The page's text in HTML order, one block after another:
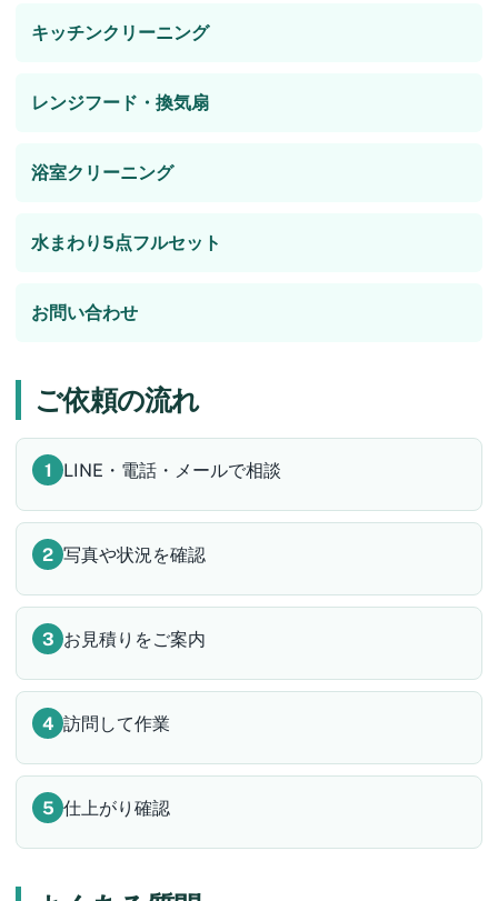
キッチンクリーニング
レンジフード・換気扇
浴室クリーニング
水まわり5点フルセット
お問い合わせ
ご依頼の流れ
LINE・電話・メールで相談
写真や状況を確認
お見積りをご案内
訪問して作業
仕上がり確認